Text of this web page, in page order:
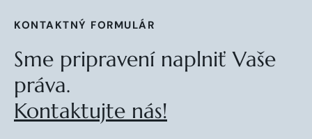
KONTAKTNÝ FORMULÁR
Sme pripravení naplniť Vaše
práva.
Kontaktujte nás!